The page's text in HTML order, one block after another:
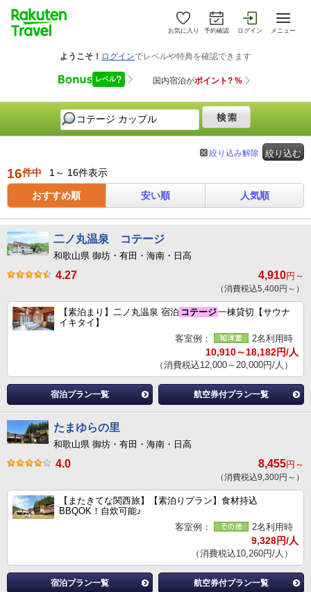
お気に入り 予約確認 ログイン メニュー
絞り込む
絞り込み解除
16件中 1～ 16件表示
おすすめ順 安い順 人気順
二ノ丸温泉 コテージ
和歌山県 御坊・有田・海南・日高
4.27 4,910円～
（消費税込5,400円～）
【素泊まり】二ノ丸温泉 宿泊 コテージ一棟貸切【サウナ
イキタイ】
客室例：
2名利用時
10,910～18,182円/人
（消費税込12,000～20,000円/人）
宿泊プラン一覧 航空券付プラン一覧
たまゆらの里
和歌山県 御坊・有田・海南・日高
4.0 8,455円～
（消費税込9,300円～）
【またきてな関西旅】【素泊りプラン】食材持込
BBQOK！自炊可能♪
客室例：
2名利用時
9,328円/人
（消費税込10,260円/人）
宿泊プラン一覧 航空券付プラン一覧